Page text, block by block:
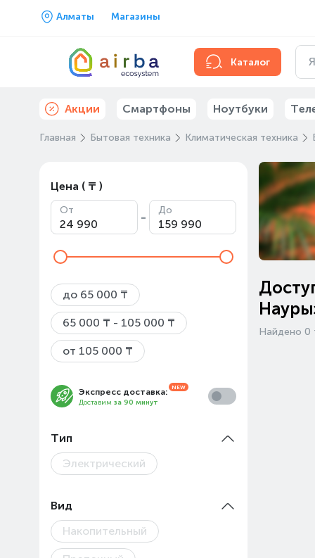
Алматы Магазины
Каталог
Акции Смартфоны Ноутбуки
Главная Бытовая техника Климатическая техника
Цена ( ₸ )
От - До
до 65 000 ₸
65 000 ₸ - 105 000 ₸
от 105 000 ₸
Экспресс доставка:
Доставим за 90 минут
Тип
Электрический
Вид
Накопительный
Найдено 0